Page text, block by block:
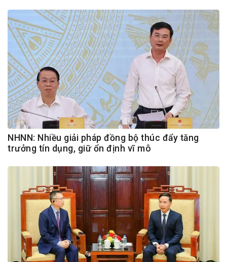
NHNN: Nhiều giải pháp đồng bộ thúc đẩy tăng
trưởng tín dụng, giữ ổn định vĩ mô